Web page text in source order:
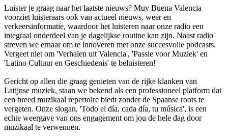
Luister je graag naar het laatste nieuws? Muy Buena Valencia
voorziet luisteraars ook van actueel nieuws, weer en
verkeersinformatie, waardoor het luisteren naar onze radio een
integraal onderdeel van je dagelijkse routine kan zijn. Naast radio
streven we ernaar om te innoveren met onze succesvolle podcasts.
Vergeet niet om 'Verhalen uit Valencia', 'Passie voor Muziek' en
'Latino Cultuur en Geschiedenis' te beluisteren!
Gericht op allen die graag genieten van de rijke klanken van
Latijnse muziek, staan ​​we bekend als een professioneel platform dat
een breed muzikaal repertoire biedt zonder de Spaanse roots te
vergeten. Onze slogan, 'Todo el día, cada día, tu música', is een
echte weergave van ons engagement om jou de hele dag door
muzikaal te verwennen.